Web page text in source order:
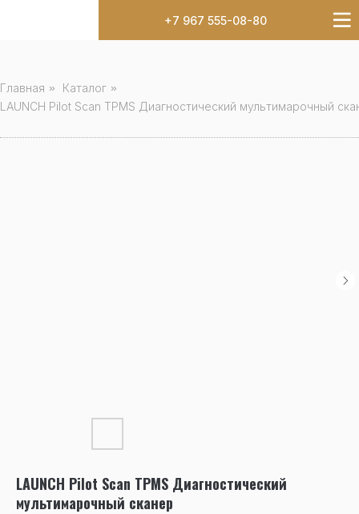
+7 967 555-08-80
Главная » Каталог »
LAUNCH Pilot Scan TPMS Диагностический мультимарочный
LAUNCH Pilot Scan TPMS Диагностический
мультимарочный сканер